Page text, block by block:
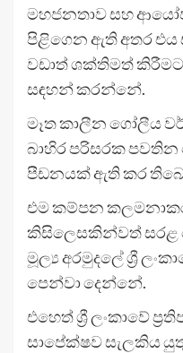
මහජනතාව සහ
පිළිගෙන ඇති අතර
වඩාත් ශක්තිමත්
සඳහන් කරන්නේ.
මෑත කාලීන ගෝලීය
බාහිර පරිසරක
පීඩනයක් ඇති කර
එම කම්පන
කිසිලෙසකින්වත් සරළ
මූල්‍ය අරමුදලේ ශ්‍රී
පෙන්වා දෙන්නේ.
එහෙත් ශ්‍රී ලංකාවේ
සාපේක්ෂව සැලකිය